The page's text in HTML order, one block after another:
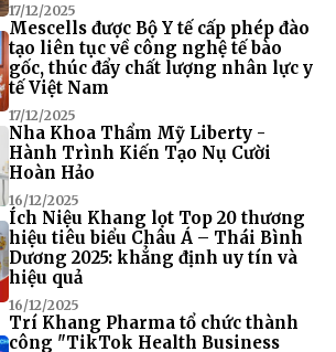
17/12/2025
Mescells được Bộ Y tế cấp phép đào
tạo liên tục về công nghệ tế bào
gốc, thúc đẩy chất lượng nhân lực y
tế Việt Nam
17/12/2025
Nha Khoa Thẩm Mỹ Liberty -
Hành Trình Kiến Tạo Nụ Cười
Hoàn Hảo
16/12/2025
Ích Niệu Khang lọt Top 20 thương
hiệu tiêu biểu Châu Á – Thái Bình
Dương 2025: khẳng định uy tín và
hiệu quả
16/12/2025
Trí Khang Pharma tổ chức thành
công "TikTok Health Business